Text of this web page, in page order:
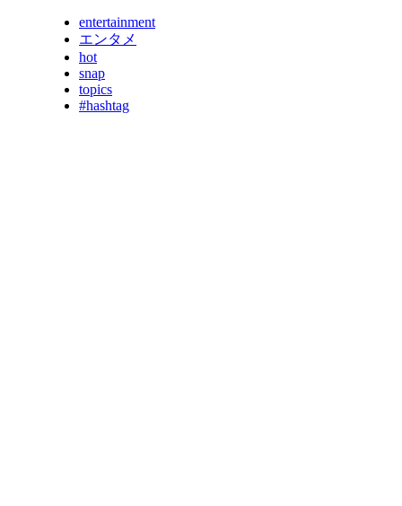
entertainment
エンタメ
hot
snap
topics
#hashtag